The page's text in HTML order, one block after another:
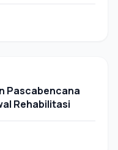
Pascabencana
Rehabilitasi